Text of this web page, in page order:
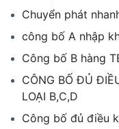
Chuyển phát
công bố A nhập
Công bố B hàng
CÔNG BỐ ĐỦ
LOẠI B,C,D
Công bố đủ điều